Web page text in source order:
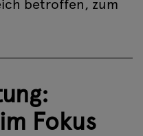
betroffen, zum
Fokus